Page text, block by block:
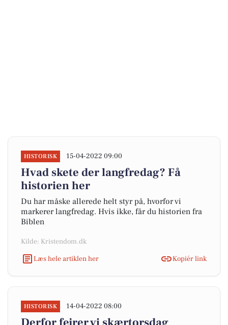
HISTORISK 15-04-2022 09:00
Hvad skete der langfredag? Få
historien her
Du har måske allerede helt styr på, hvorfor vi
markerer langfredag. Hvis ikke, får du historien fra
Biblen
Kilde: Kristendom.dk
Læs hele artiklen her
Kopiér link
HISTORISK 14-04-2022 08:00